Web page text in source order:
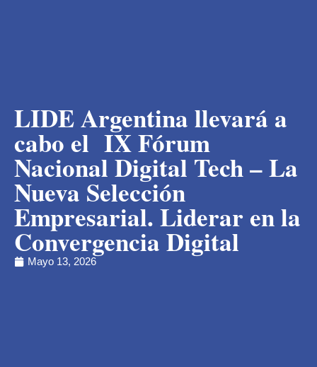
LIDE Argentina llevará a
cabo el IX Fórum
Nacional Digital Tech – La
Nueva Selección
Empresarial. Liderar en la
Convergencia Digital
Mayo 13, 2026